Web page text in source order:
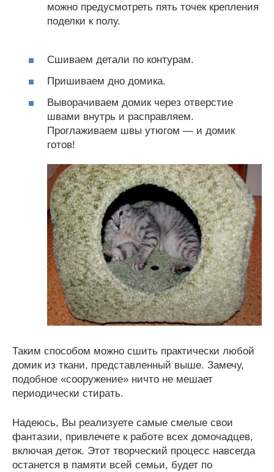
можно предусмотреть пять точек крепления
поделки к полу.
Сшиваем детали по контурам.
Пришиваем дно домика.
Выворачиваем домик через отверстие
швами внутрь и расправляем.
Проглаживаем швы утюгом — и домик
готов!
Таким способом можно сшить практически любой
домик из ткани, представленный выше. Замечу,
подобное «сооружение» ничто не мешает
периодически стирать.
Надеюсь, Вы реализуете самые смелые свои
фантазии, привлечете к работе всех домочадцев,
включая деток. Этот творческий процесс навсегда
останется в памяти всей семьи, будет по